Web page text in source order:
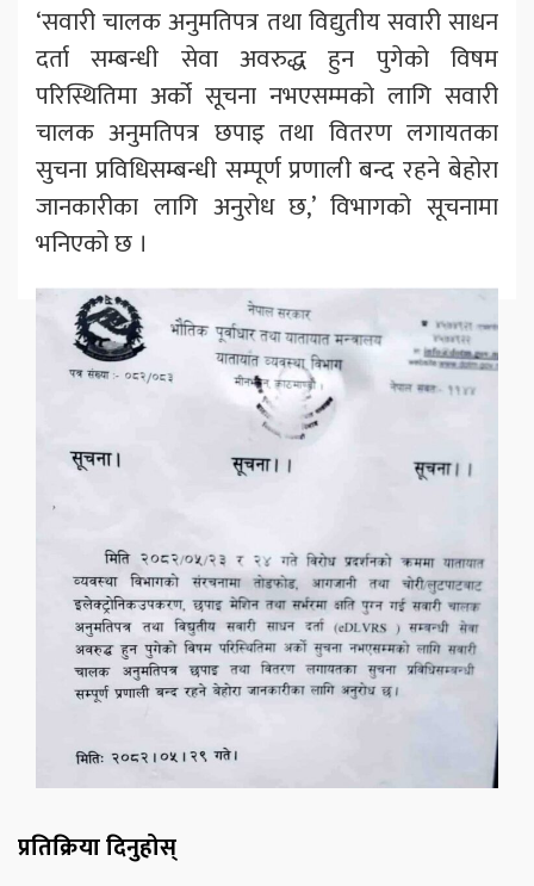
‘सवारी चालक अनुमतिपत्र तथा विद्युतीय सवारी साधन
दर्ता सम्बन्धी सेवा अवरुद्ध हुन पुगेको विषम
परिस्थितिमा अर्को सूचना नभएसम्मको लागि सवारी
चालक अनुमतिपत्र छपाइ तथा वितरण लगायतका
सुचना प्रविधिसम्बन्धी सम्पूर्ण प्रणाली बन्द रहने बेहोरा
जानकारीका लागि अनुरोध छ,’ विभागको सूचनामा
भनिएको छ ।
प्रतिक्रिया दिनुहोस्